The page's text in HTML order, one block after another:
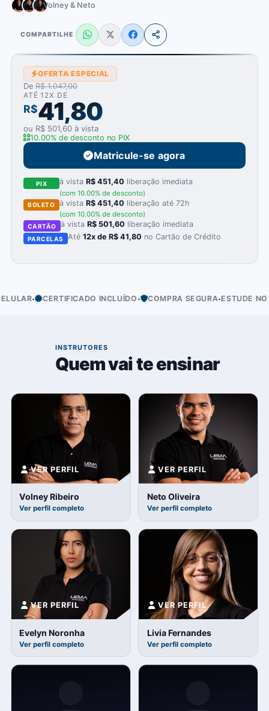
Volney & Neto
COMPARTILHE
OFERTA ESPECIAL
De R$ 1.047,00
ATÉ 12X DE
R$41,80
ou R$ 501,60 à vista
10.00% de desconto no PIX
Matricule-se agora
PIX à vistaR$ 451,40 liberação imediata
(com 10.00% de desconto)
BOLETO à vistaR$ 451,40 liberação até 72h
(com 10.00% de desconto)
CARTÃO à vista R$ 501,60 liberação imediata
PARCELAS Até12x de R$ 41,80 no Cartão de Crédito
· CERTIFICADO INCLUÍDO· COMPRA SEGURA·ESTUDE NO SEU
INSTRUTORES
Quem vai te ensinar
VER PERFIL
Volney Ribeiro
Ver perfil completo
VER PERFIL
Neto Oliveira
Ver perfil completo
VER PERFIL
Evelyn Noronha
Ver perfil completo
VER PERFIL
Livia Fernandes
Ver perfil completo